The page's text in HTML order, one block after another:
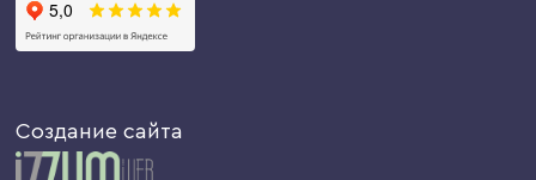
Создание сайта